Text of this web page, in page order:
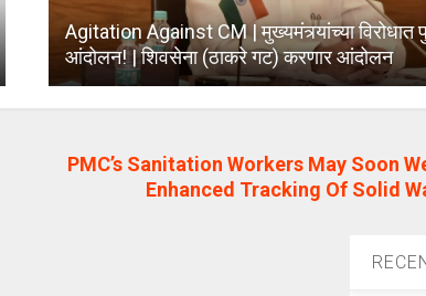
Agitation Against CM | मुख्यमंत्र्यांच्या विरोधात
आंदोलन! | शिवसेना (ठाकरे गट) करणार आंदोलन
PMC’s Sanitation Workers May Soon
Enhanced Tracking Of Solid